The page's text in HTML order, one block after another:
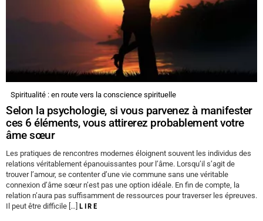
Spiritualité : en route vers la conscience spirituelle
Selon la psychologie, si vous parvenez à manifester
ces 6 éléments, vous attirerez probablement votre
âme sœur
Les pratiques de rencontres modernes éloignent souvent les individus des
relations véritablement épanouissantes pour l’âme. Lorsqu’il s’agit de
trouver l’amour, se contenter d’une vie commune sans une véritable
connexion d’âme sœur n’est pas une option idéale. En fin de compte, la
relation n’aura pas suffisamment de ressources pour traverser les épreuves.
Il peut être difficile […] LIRE